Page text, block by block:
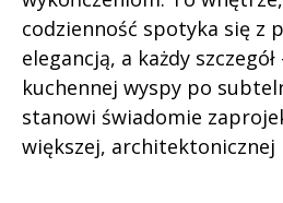
codzienność spotyka się z
elegancją, a każdy
kuchennej wyspy po
stanowi świadomie
większej,